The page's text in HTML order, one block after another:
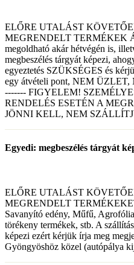
ELŐRE UTALÁST
MEGRENDELT TERMÉKEK
megoldható akár hétvégén is,
megbeszélés tárgyát képezi,
egyeztetés SZÜKSÉGES és
egy átvételi pont, NEM
------- FIGYELEM!
RENDELÉS ESETÉN A
JÖNNI KELL, NEM
Egyedi: megbeszélés tárgyát
ELŐRE UTALÁST
MEGRENDELT
Savanyító edény, Műfű,
törékeny termékek, stb. A
képezi ezért kérjük írja meg
Gyöngyöshöz közel (autópálya